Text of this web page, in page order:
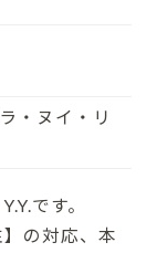
・ヌイ・リ
です。
の対応、本